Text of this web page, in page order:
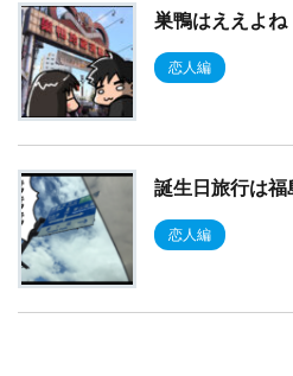
巣鴨はええよね
恋人編
誕生日旅行は
恋人編